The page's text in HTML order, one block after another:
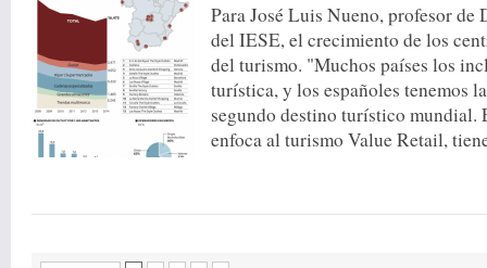
Para José Luis Nueno, profesor
del IESE, el crecimiento de los
del turismo. "Muchos países los
turística, y los españoles tenemos
segundo destino turístico mundial.
enfoca al turismo Value Retail,